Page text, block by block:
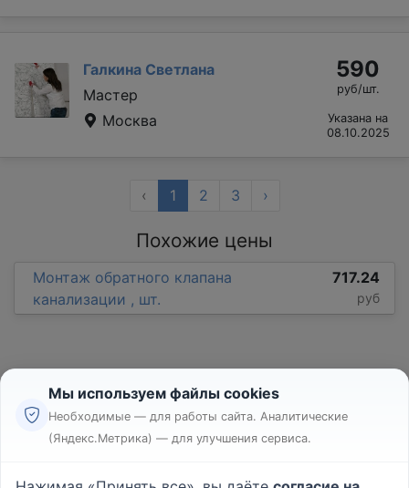
Галкина Светлана
Мастер
Москва
590
руб/шт.
Указана на
08.10.2025
‹ 1 2 3 ›
Похожие цены
Монтаж обратного клапана
канализации , шт.
717.24
руб
Реклама
Мы используем файлы cookies
Необходимые — для работы сайта. Аналитические
(Яндекс.Метрика) — для улучшения сервиса.